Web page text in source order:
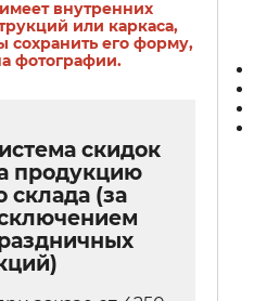
внутренних
или каркаса,
сохранить его форму,
фотографии.
скидок
продукцию
склада (за